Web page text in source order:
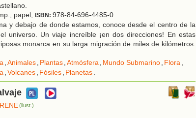
papel; ISBN: 978-84-696-4485-0
y debajo de donde estamos, conoce desde el centro de la
universo. Un viaje increíble ¡en dos direcciones! En estas
monarca en su larga migración de miles de kilómetros.
Animales Plantas Atmósfera Mundo Submarino Flora
Volcanes Fósiles Planetas
(ilust.)